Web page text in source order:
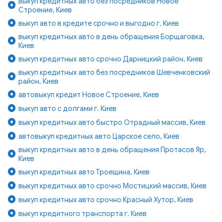
Строение, Киев
выкуп авто в кредите срочно и выгодно г. Киев
выкуп кредитных авто в день обращения Борщаговка,
Киев
выкуп кредитных авто срочно Дарницкий район, Киев
выкуп кредитных авто без посредников Шевченковский
район, Киев
автовыкуп кредит Новое Строение, Киев
выкуп авто с долгами г. Киев
выкуп кредитных авто быстро Отрадный массив, Киев
автовыкуп кредитных авто Царское село, Киев
выкуп кредитных авто в день обращения Протасов Яр,
Киев
выкуп кредитных авто Троещина, Киев
выкуп кредитных авто срочно Мостицкий массив, Киев
выкуп кредитных авто срочно Красный Хутор, Киев
выкуп кредитного транспорта г. Киев